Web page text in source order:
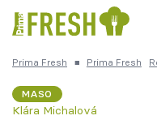
Česká kuchyně
Prima Fresh ■ Prima Fresh
MASO
Klára Michalová